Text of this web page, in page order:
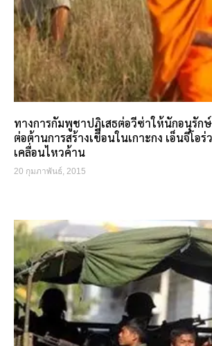
ทางการกัมพูชาปฏิเสธต่อวีซ่าให้นักอนุรัก
ต่อต้านการสร้างเขื่อนในเกาะกง เอ็นจีโอร่
เคลื่อนไหวค้าน
20 กุมภาพันธ์, 2015